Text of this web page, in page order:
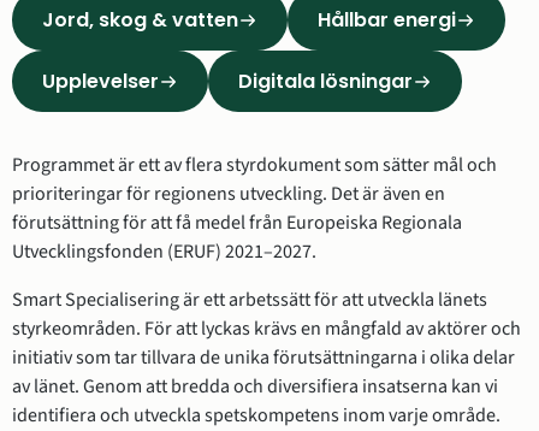
Jord, skog & vatten Hållbar energi
Upplevelser Digitala lösningar
Programmet är ett av flera styrdokument som sätter mål och
prioriteringar för regionens utveckling. Det är även en
förutsättning för att få medel från Europeiska Regionala
Utvecklingsfonden (ERUF) 2021–2027.
Smart Specialisering är ett arbetssätt för att utveckla länets
styrkeområden. För att lyckas krävs en mångfald av aktörer och
initiativ som tar tillvara de unika förutsättningarna i olika delar
av länet. Genom att bredda och diversifiera insatserna kan vi
identifiera och utveckla spetskompetens inom varje område.